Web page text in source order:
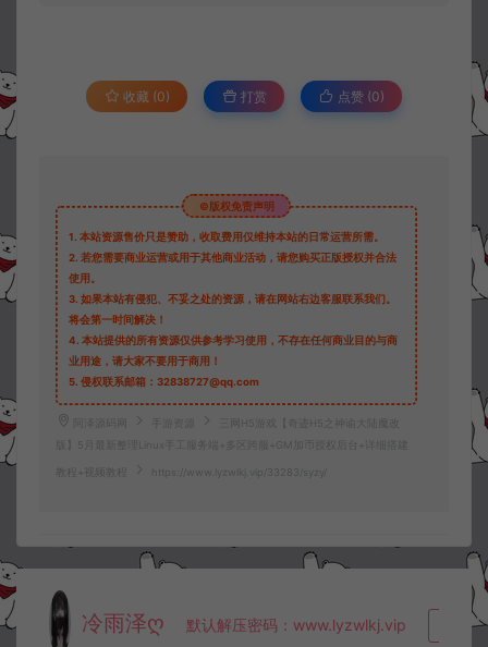
收藏 (0) 打赏 点赞 (0)
©版权免责声明
1. 本站资源售价只是赞助，收取费用仅维持本站的日常运营所需。
2. 若您需要商业运营或用于其他商业活动，请您购买正版授权并合法
使用。
3. 如果本站有侵犯、不妥之处的资源，请在网站右边客服联系我们。
将会第一时间解决！
4. 本站提供的所有资源仅供参考学习使用，不存在任何商业目的与商
业用途，请大家不要用于商用！
5. 侵权联系邮箱：32838727@qq.com
阿泽源码网 手游资源
三网H5游戏【奇迹H5之神谕大陆魔改
版】5月最新整理Linux手工服务端+多区跨服+GM加币授权后台+详细搭建
教程+视频教程 https://www.lyzwlkj.vip/33283/syzy/
冷雨泽ღ 默认解压密码：www.lyzwlkj.vip 复